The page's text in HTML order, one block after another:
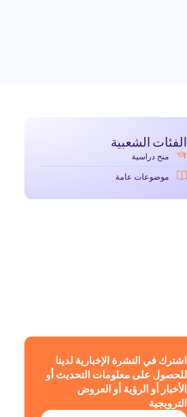
الفئات الشعبية
منح دراسية
موضوعات عامة
اشترك في النشرة الإخبارية لدينا
للحصول على معلومات التحديث أو
الأخبار أو الرؤية أو العروض
الترويجية